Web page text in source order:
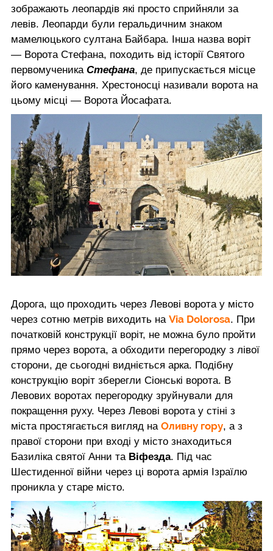
зображають леопардів які просто сприйняли за
левів. Леопарди були геральдичним знаком
мамелюцького султана Байбара. Інша назва воріт
— Ворота Стефана, походить від історії Святого
первомученика Стефана, де припускається місце
його каменування. Хрестоносці називали ворота на
цьому місці — Ворота Йосафата.
Дорога, що проходить через Левові ворота у місто
через сотню метрів виходить на Via Dolorosa. При
початковій конструкції воріт, не можна було пройти
прямо через ворота, а обходити перегородку з лівої
сторони, де сьогодні видніється арка. Подібну
конструкцію воріт зберегли Сіонські ворота. В
Левових воротах перегородку зруйнували для
покращення руху. Через Левові ворота у стіні з
міста простягається вигляд на Оливну гору, а з
правої сторони при вході у місто знаходиться
Базиліка святої Анни та Віфезда. Під час
Шестиденної війни через ці ворота армія Ізраїлю
проникла у старе місто.